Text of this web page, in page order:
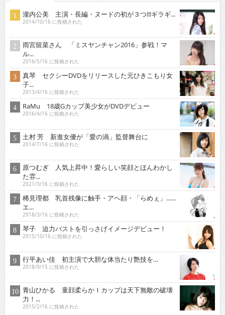
瀧内公美 主演・長編・ヌードの初が３つ!!!ギラギ...
2014/10/16 に投稿された
雨宮留菜さん 「ミスヤンチャン2016」参戦！マ
ル...
2016/5/16 に投稿された
真琴 セクシーDVDをリリースした元ひきこもり女
子...
2013/4/16 に投稿された
RaMu 18歳Gカップ美少女がDVDデビュー
2016/4/16 に投稿された
土村 芳 新進女優が「愛の渦」監督舞台に
2014/7/16 に投稿された
原つむぎ 人気上昇中！愛らしい笑顔とほんわかし
た雰...
2021/3/16 に投稿された
稀見理都 乳首残像に触手・アヘ顔・「らめぇ」……
エ...
2018/3/16 に投稿された
琴子 迫力バストを引っさげイメージデビュー！
2015/10/16 に投稿された
行平あい佳 初主演で大胆な体当たり艶技を…
2018/9/15 に投稿された
青山ひかる 童顔柔らかＩカップは天下無敵の破壊
力！...
2015/2/16 に投稿された